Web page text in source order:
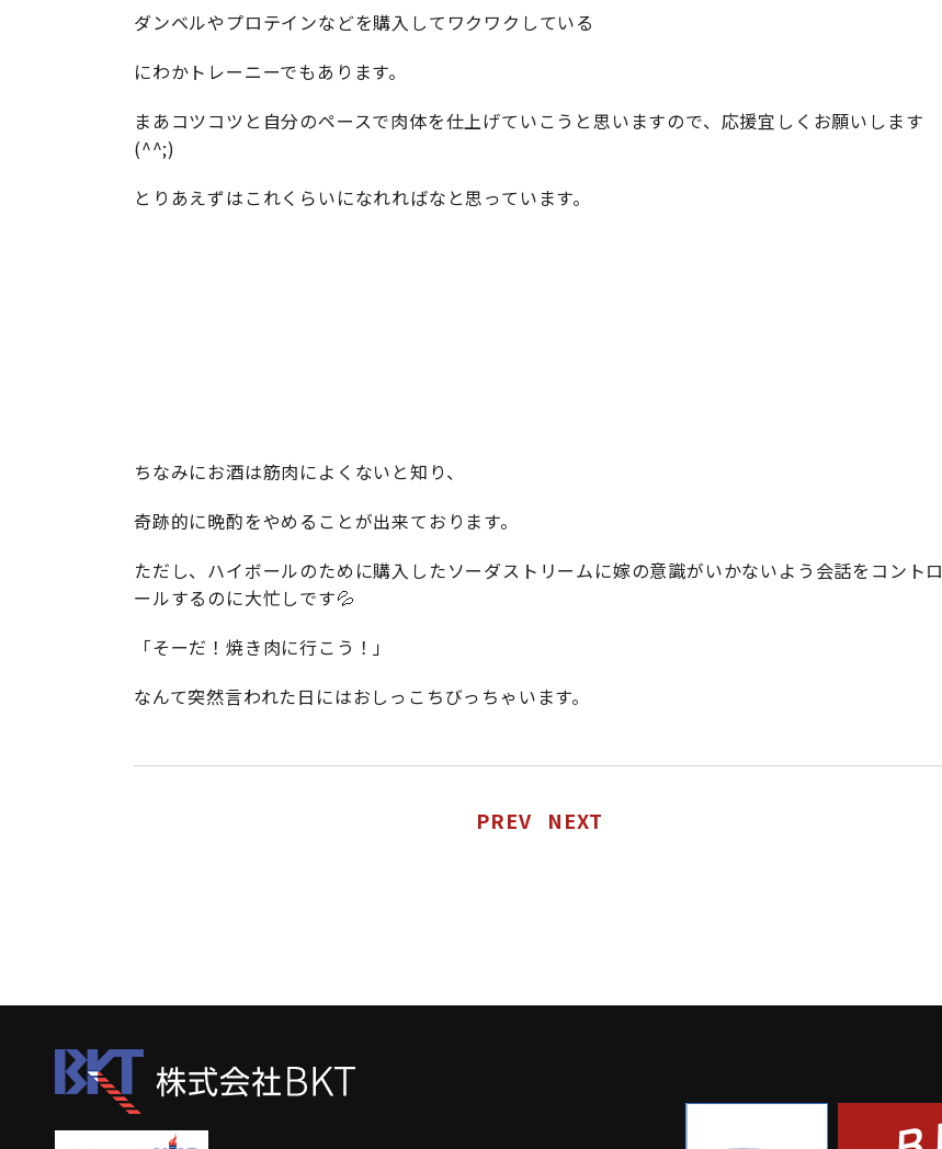
ダンベルやプロテインなどを購入してワクワクしている
にわかトレーニーでもあります。
まあコツコツと自分のペースで肉体を仕上げていこうと思いますので、応援宜しくお願いします
(^^;)
とりあえずはこれくらいになれればなと思っています。
ちなみにお酒は筋肉によくないと知り、
奇跡的に晩酌をやめることが出来ております。
ただし、ハイボールのために購入したソーダストリームに嫁の意識がいかないよう会話をコントロ
ールするのに大忙しです💦
「そーだ！焼き肉に行こう！」
なんて突然言われた日にはおしっこちびっちゃいます。
PREV NEXT